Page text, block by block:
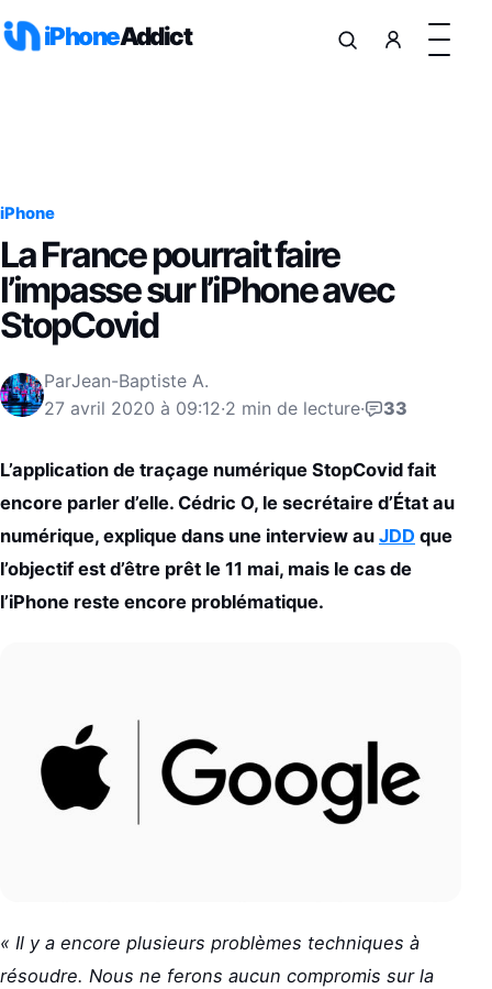
iPhoneAddict
iPhone
La France pourrait faire
l’impasse sur l’iPhone avec
StopCovid
ParJean-Baptiste A.
27 avril 2020 à 09:12·2 min de lecture· 33
L’application de traçage numérique StopCovid fait
encore parler d’elle. Cédric O, le secrétaire d’État au
numérique, explique dans une interview au JDD que
l’objectif est d’être prêt le 11 mai, mais le cas de
l’iPhone reste encore problématique.
« Il y a encore plusieurs problèmes techniques à
résoudre. Nous ne ferons aucun compromis sur la